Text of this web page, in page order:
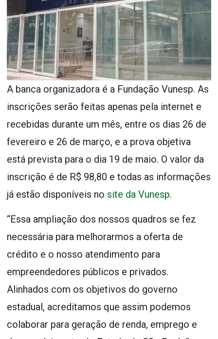
A banca organizadora é a Fundação Vunesp. As
inscrições serão feitas apenas pela internet e
recebidas durante um mês, entre os dias 26 de
fevereiro e 26 de março, e a prova objetiva
está prevista para o dia 19 de maio. O valor da
inscrição é de R$ 98,80 e todas as informações
já estão disponíveis no site da Vunesp.
“Essa ampliação dos nossos quadros se fez
necessária para melhorarmos a oferta de
crédito e o nosso atendimento para
empreendedores públicos e privados.
Alinhados com os objetivos do governo
estadual, acreditamos que assim podemos
colaborar para geração de renda, emprego e